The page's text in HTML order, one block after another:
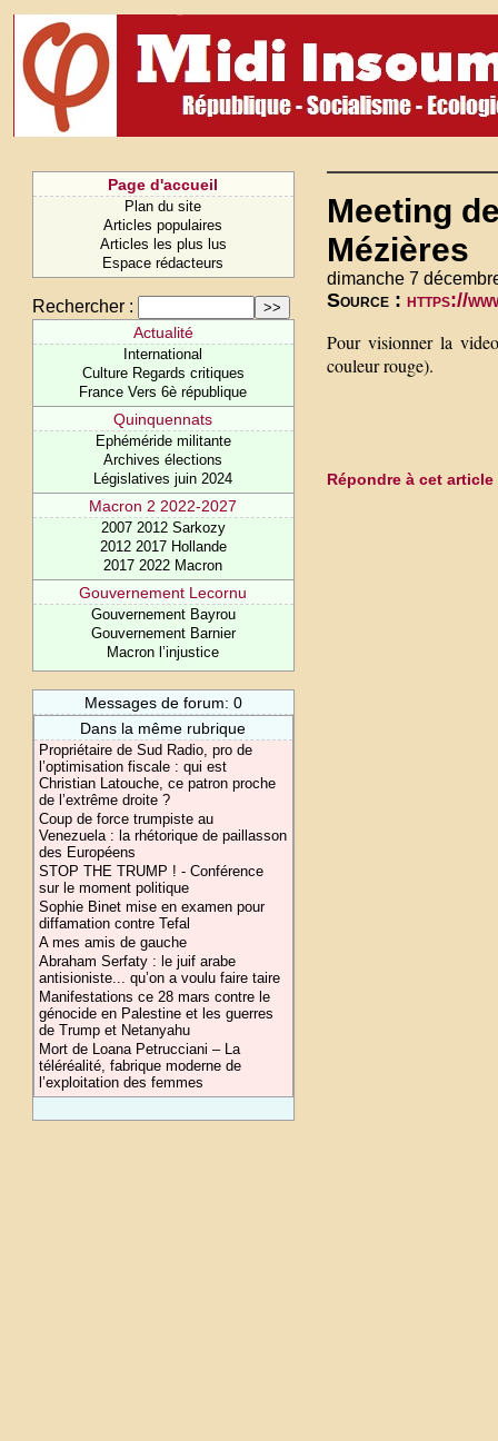
Page d'accueil
Plan du site
Articles populaires
Articles les plus lus
Espace rédacteurs
Rechercher :
Actualité
International
Culture Regards critiques
France Vers 6è république
Quinquennats
Ephéméride militante
Archives élections
Législatives juin 2024
Macron 2 2022-2027
2007 2012 Sarkozy
2012 2017 Hollande
2017 2022 Macron
Gouvernement Lecornu
Gouvernement Bayrou
Gouvernement Barnier
Macron l’injustice
Messages de forum: 0
Dans la même rubrique
Propriétaire de Sud Radio, pro de
l’optimisation fiscale : qui est
Christian Latouche, ce patron proche
de l’extrême droite ?
Coup de force trumpiste au
Venezuela : la rhétorique de paillasson
des Européens
STOP THE TRUMP ! - Conférence
sur le moment politique
Sophie Binet mise en examen pour
diffamation contre Tefal
A mes amis de gauche
Abraham Serfaty : le juif arabe
antisioniste... qu’on a voulu faire taire
Manifestations ce 28 mars contre le
génocide en Palestine et les guerres
de Trump et Netanyahu
Mort de Loana Petrucciani – La
téléréalité, fabrique moderne de
l’exploitation des femmes
Meeting
Mézières
dimanche 7
Source : https://
Pour visionner la
couleur rouge).
Répondre à cet article